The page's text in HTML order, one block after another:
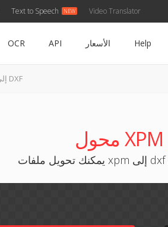
Text to Speech Video Translator
OCR API الأسعار Help
XPM إلى DXF